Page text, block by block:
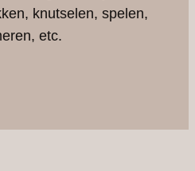
knutselen, spelen,
etc.